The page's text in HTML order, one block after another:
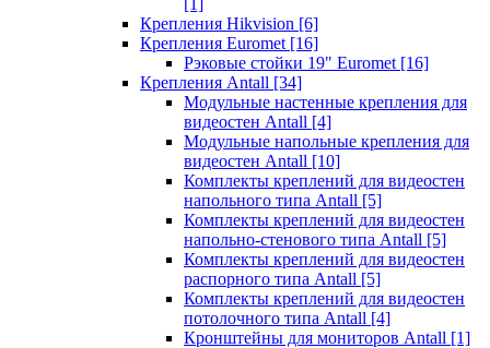
[1]
Крепления Hikvision [6]
Крепления Euromet [16]
Рэковые стойки 19" Euromet [16]
Крепления Antall [34]
Модульные настенные крепления для
видеостен Antall [4]
Модульные напольные крепления для
видеостен Antall [10]
Комплекты креплений для видеостен
напольного типа Antall [5]
Комплекты креплений для видеостен
напольно-стенового типа Antall [5]
Комплекты креплений для видеостен
распорного типа Antall [5]
Комплекты креплений для видеостен
потолочного типа Antall [4]
Кронштейны для мониторов Antall [1]